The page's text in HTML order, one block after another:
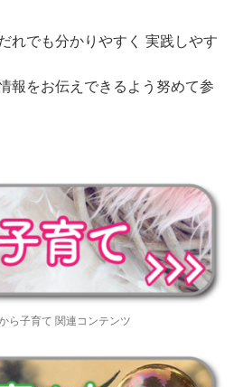
れでも分かりやすく 実践しやす
報をお伝えできるよう努めて参
ら子育て 関連コンテンツ